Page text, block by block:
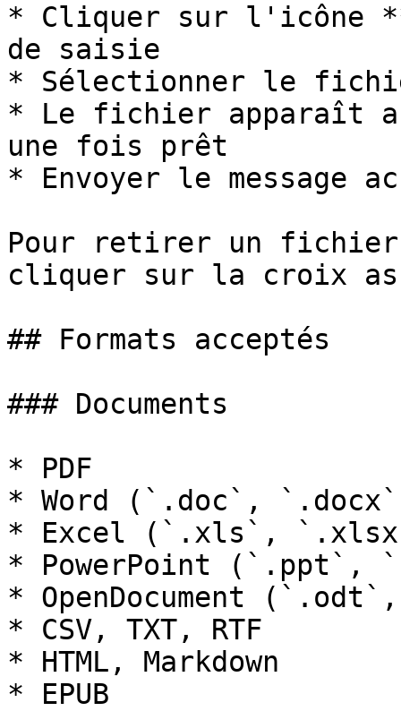
* Cliquer sur l'icône
de saisie
* Sélectionner le
* Le fichier apparaît
une fois prêt
* Envoyer le message
Pour retirer un
cliquer sur la croix
## Formats acceptés
### Documents
* PDF
* Word (`.doc`,
* Excel (`.xls`,
* PowerPoint (`.ppt`,
* OpenDocument
* CSV, TXT, RTF
* HTML, Markdown
* EPUB